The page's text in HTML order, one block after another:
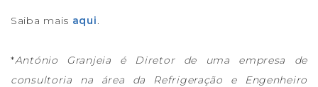
Saiba mais aqui.
*António Granjeia é Diretor de uma empresa de
consultoria na área da Refrigeração e Engenheiro